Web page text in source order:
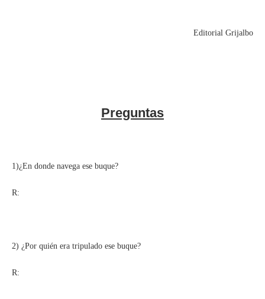
Editorial Grijalbo
Preguntas
1)¿En donde navega ese buque?
R:
2) ¿Por quién era tripulado ese buque?
R: